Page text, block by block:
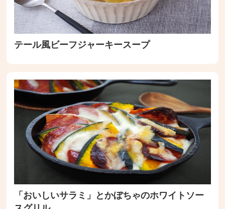
テール風ビーフジャーキースープ
「おいしいサラミ」とかぼちゃのホワイトソー